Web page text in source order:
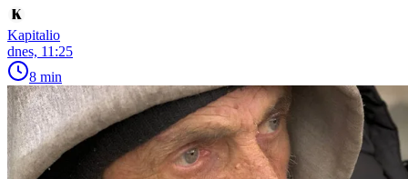
Kapitalio
dnes, 11:25
8 min